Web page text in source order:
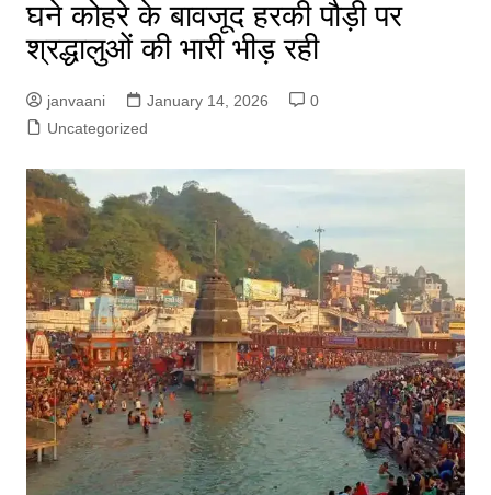
घने कोहरे के बावजूद हरकी पौड़ी पर
श्रद्धालुओं की भारी भीड़ रही
janvaani January 14, 2026
0
Uncategorized